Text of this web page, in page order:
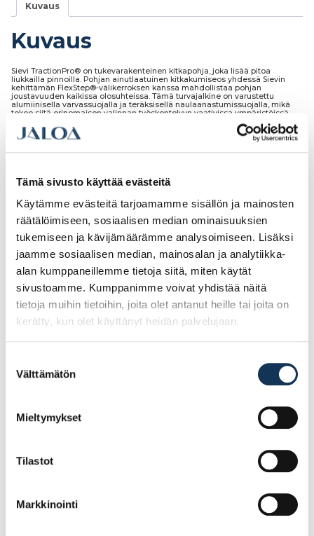
Tämä sivusto käyttää evästeitä
Käytämme evästeitä tarjoamamme sisällön ja mainosten
räätälöimiseen, sosiaalisen median ominaisuuksien
tukemiseen ja kävijämäärämme analysoimiseen. Lisäksi
jaamme sosiaalisen median, mainosalan ja analytiikka-
alan kumppaneillemme tietoja siitä, miten käytät
sivustoamme. Kumppanimme voivat yhdistää näitä
tietoja muihin tietoihin, joita olet antanut heille tai joita on
kerätty, kun olet käyttänyt heidän palvelujaan.
valinta
Välttämätön
Mieltymykset
Tilastot
Markkinointi
Kuvaus
Kuvaus
Sievi TractionPro® on tukevarakenteinen kitkapohja, joka lisää pitoa
liukkailla pinnoilla. Pohjan ainutlaatuinen kitkakumiseos yhdessä Sievin
kehittämän FlexStep®-välikerroksen kanssa mahdollistaa pohjan
joustavuuden kaikissa olosuhteissa. Tämä turvajalkine on varustettu
alumiinisella varvassuojalla ja teräksisellä naulaanastumissuojalla, mikä
tekee siitä erinomaisen valinnan työskentelyyn vaativissa ympäristöissä.
Lisäksi BOA® Fit System -kiristysmekanismi takaa käyttömukavuuden, ja
joustoelementti FlexEnergy® palauttaa osan liike-energiasta askellukseen.
Jalkine on myös antistaattinen ja ESD-hyväksytty.
Tutustu myös
Ale!
Turvajalkine Sievi Al hit